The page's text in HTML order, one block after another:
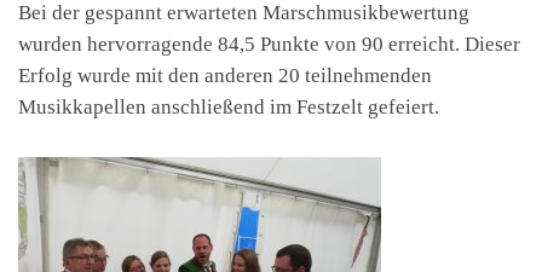
Bei der gespannt erwarteten Marschmusikbewertung
wurden hervorragende 84,5 Punkte von 90 erreicht. Dieser
Erfolg wurde mit den anderen 20 teilnehmenden
Musikkapellen anschließend im Festzelt gefeiert.